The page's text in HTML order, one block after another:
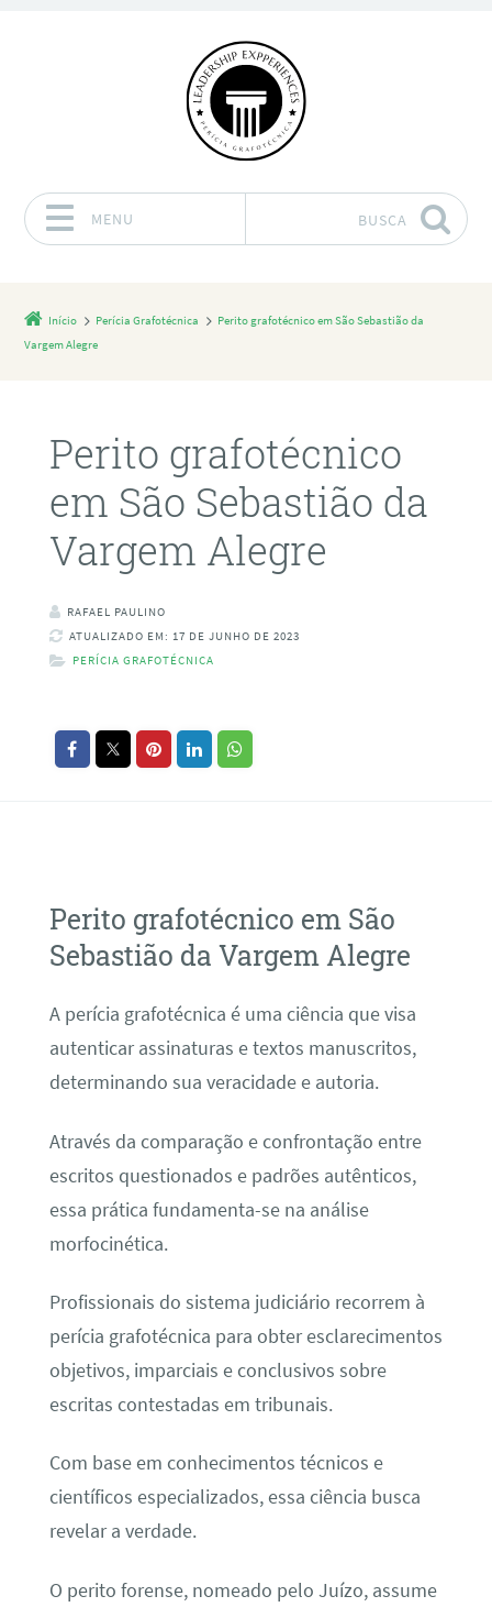
MENU BUSCA
Início Perícia Grafotécnica
Perito grafotécnico em São Sebastião da
Vargem Alegre
Perito grafotécnico
em São Sebastião da
Vargem Alegre
RAFAEL PAULINO
ATUALIZADO EM: 17 DE JUNHO DE 2023
PERÍCIA GRAFOTÉCNICA
Perito grafotécnico em São
Sebastião da Vargem Alegre
A perícia grafotécnica é uma ciência que visa
autenticar assinaturas e textos manuscritos,
determinando sua veracidade e autoria.
Através da comparação e confrontação entre
escritos questionados e padrões autênticos,
essa prática fundamenta-se na análise
morfocinética.
Profissionais do sistema judiciário recorrem à
perícia grafotécnica para obter esclarecimentos
objetivos, imparciais e conclusivos sobre
escritas contestadas em tribunais.
Com base em conhecimentos técnicos e
científicos especializados, essa ciência busca
revelar a verdade.
O perito forense, nomeado pelo Juízo, assume